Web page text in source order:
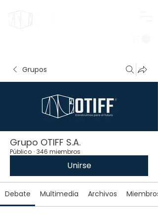
Grupos
Grupo OTIFF S.A.
Público · 346 miembros
Unirse
Debate Multimedia Archivos Miembros